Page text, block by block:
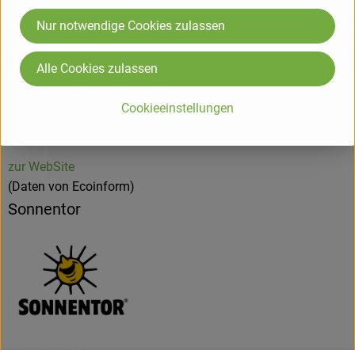
Alternative zu den immer größer werdenden Problemen von
Monokultur und Überproduktion ist.Der Kreislauf,das immer
Wiederkehrende,das sich ständig erneuernde Leben ist unser
Grundprinzip.So,wie leben und leben lassen,gegenseitige
Miteinander unerlässlich sind.Alles muss im Gleichgewicht
zur WebSite
(Daten von Ecoinform)
Sonnentor
Cookieeinstellungen
Nur notwendige Cookies zulassen
Alle Cookies zulassen